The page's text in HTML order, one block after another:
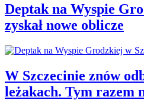
Deptak na Wyspie
zyskał nowe oblicze
W Szczecinie znów
leżakach. Tym razem